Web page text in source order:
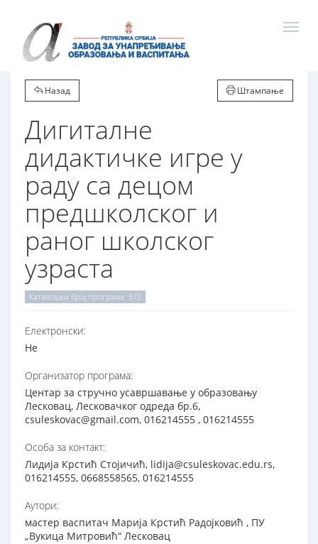
Назад Штампање
Дигиталне
дидактичке игре у
раду са децом
предшколског и
раног школског
узраста
Каталошки број програма: 372
Електронски:
Не
Организатор програма:
Центар за стручно усавршавање у образовању
Лесковац, Лесковачког одреда бр.6,
csuleskovac@gmail.com, 016214555 , 016214555
Особа за контакт:
Лидија Крстић Стојичић, lidija@csuleskovac.edu.rs,
016214555, 0668558565, 016214555
Аутори:
мастер васпитач Марија Крстић Радојковић , ПУ
„Вукица Митровић“ Лесковац